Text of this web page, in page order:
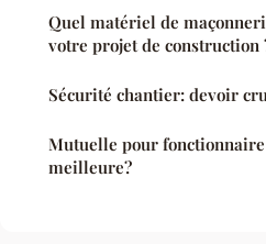
Quel matériel de
votre projet de construction
Sécurité chantier: devoir
Mutuelle pour
meilleure?